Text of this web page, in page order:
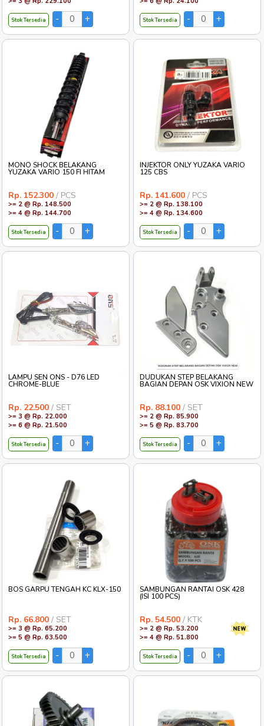
Stok Tersedia Stok Tersedia
MONO SHOCK BELAKANG
YUZAKA VARIO 150 FI HITAM
Rp. 152.300 / PCS
>= 2 @ Rp. 148.500
>= 4 @ Rp. 144.700
Stok Tersedia
INJEKTOR ONLY YUZAKA VARIO
125 CBS
Rp. 141.600 / PCS
>= 2 @ Rp. 138.100
>= 4 @ Rp. 134.600
Stok Tersedia
LAMPU SEN ONS - D76 LED
CHROME-BLUE
Rp. 22.500 / SET
>= 3 @ Rp. 22.000
>= 6 @ Rp. 21.500
Stok Tersedia
DUDUKAN STEP BELAKANG
BAGIAN DEPAN OSK VIXION NEW
Rp. 88.100 / SET
>= 2 @ Rp. 85.900
>= 5 @ Rp. 83.700
Stok Tersedia
BOS GARPU TENGAH KC KLX-150
Rp. 66.800 / SET
>= 3 @ Rp. 65.200
>= 5 @ Rp. 63.500
Stok Tersedia
SAMBUNGAN RANTAI OSK 428
(ISI 100 PCS)
Rp. 54.500 / KTK
>= 2 @ Rp. 53.200
>= 4 @ Rp. 51.800
Stok Tersedia